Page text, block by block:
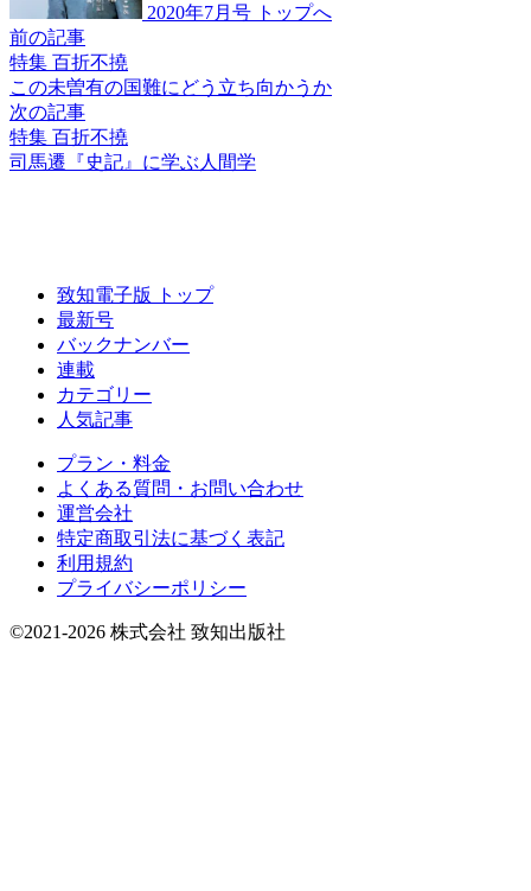
2020年7月号 トップへ
前の記事
特集 百折不撓
この未曽有の国難に どう立ち向かうか
次の記事
特集 百折不撓
司馬遷『史記』に学ぶ 人間学
致知電子版 トップ
最新号
バックナンバー
連載
カテゴリー
人気記事
プラン・料金
よくある質問・お問い合わせ
運営会社
特定商取引法に基づく表記
利用規約
プライバシーポリシー
©2021-2026 株式会社 致知出版社